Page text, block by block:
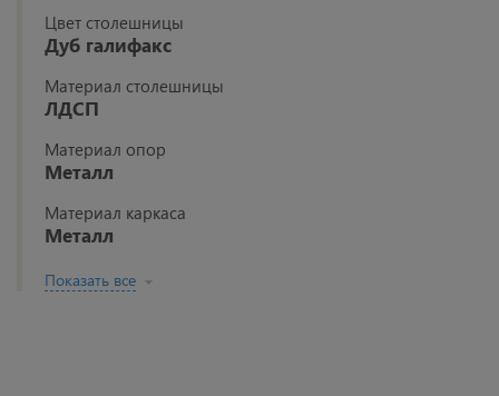
Цвет столешницы
Дуб галифакс
Материал столешницы
ЛДСП
Материал опор
Металл
Материал каркаса
Металл
Показать все